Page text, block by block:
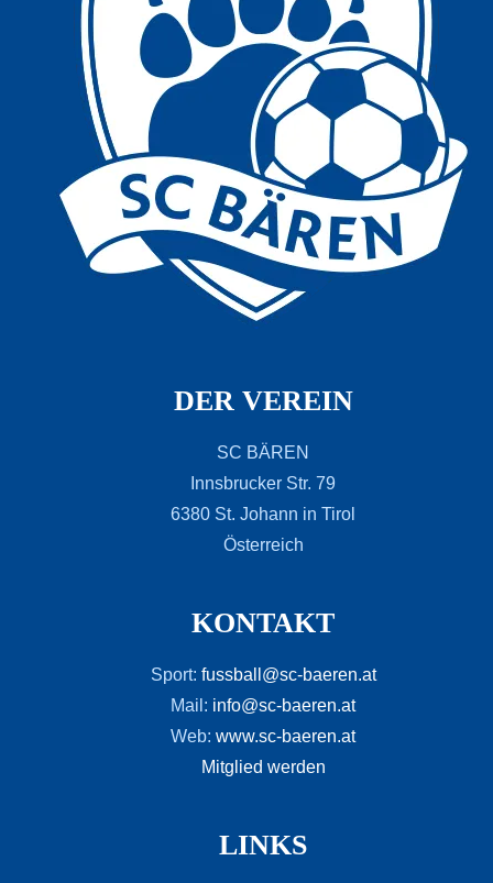
DER VEREIN
SC BÄREN
Innsbrucker Str. 79
6380 St. Johann in Tirol
Österreich
KONTAKT
Sport: fussball@sc-baeren.at
Mail: info@sc-baeren.at
Web: www.sc-baeren.at
Mitglied werden
LINKS